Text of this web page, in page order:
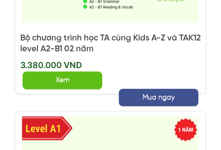
Bộ chương trình học TA cùng Kids A-Z và TAK12
level A2-B1 02 năm
3.380.000 VND
Xem
Mua ngay